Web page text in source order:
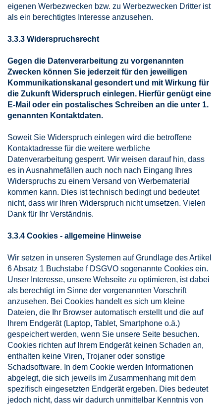
eigenen Werbezwecken bzw. zu Werbezwecken Dritter ist
als ein berechtigtes Interesse anzusehen.
3.3.3 Widerspruchsrecht
Gegen die Datenverarbeitung zu vorgenannten
Zwecken können Sie jederzeit für den jeweiligen
Kommunikationskanal gesondert und mit Wirkung für
die Zukunft Widerspruch einlegen. Hierfür genügt eine
E-Mail oder ein postalisches Schreiben an die unter 1.
genannten Kontaktdaten.
Soweit Sie Widerspruch einlegen wird die betroffene
Kontaktadresse für die weitere werbliche
Datenverarbeitung gesperrt. Wir weisen darauf hin, dass
es in Ausnahmefällen auch noch nach Eingang Ihres
Widerspruchs zu einem Versand von Werbematerial
kommen kann. Dies ist technisch bedingt und bedeutet
nicht, dass wir Ihren Widerspruch nicht umsetzen. Vielen
Dank für Ihr Verständnis.
3.3.4 Cookies - allgemeine Hinweise
Wir setzen in unseren Systemen auf Grundlage des Artikel
6 Absatz 1 Buchstabe f DSGVO sogenannte Cookies ein.
Unser Interesse, unsere Webseite zu optimieren, ist dabei
als berechtigt im Sinne der vorgenannten Vorschrift
anzusehen. Bei Cookies handelt es sich um kleine
Dateien, die Ihr Browser automatisch erstellt und die auf
Ihrem Endgerät (Laptop, Tablet, Smartphone o.ä.)
gespeichert werden, wenn Sie unsere Seite besuchen.
Cookies richten auf Ihrem Endgerät keinen Schaden an,
enthalten keine Viren, Trojaner oder sonstige
Schadsoftware. In dem Cookie werden Informationen
abgelegt, die sich jeweils im Zusammenhang mit dem
spezifisch eingesetzten Endgerät ergeben. Dies bedeutet
jedoch nicht, dass wir dadurch unmittelbar Kenntnis von